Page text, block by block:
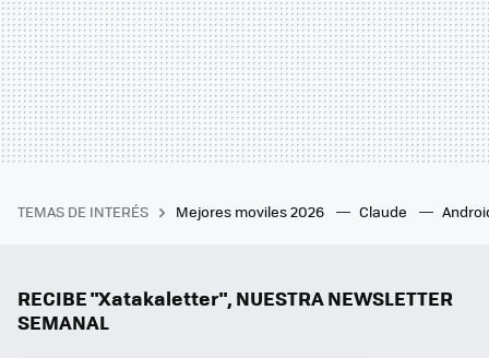
TEMAS DE INTERÉS Mejores moviles 2026 Claude
RECIBE "Xatakaletter", NUESTRA NEWSLETTER
SEMANAL